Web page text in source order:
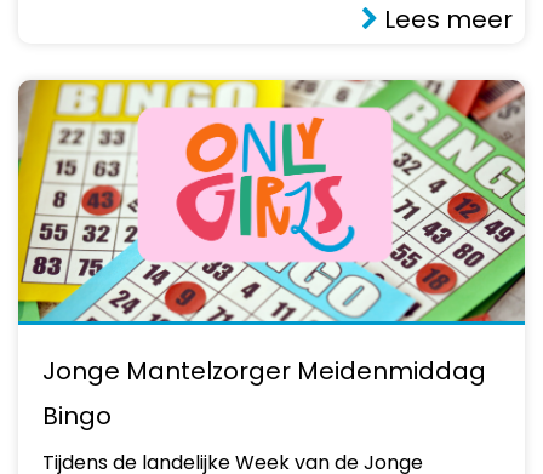
Lees meer
Jonge Mantelzorger Meidenmiddag
Bingo
Tijdens de landelijke Week van de Jonge